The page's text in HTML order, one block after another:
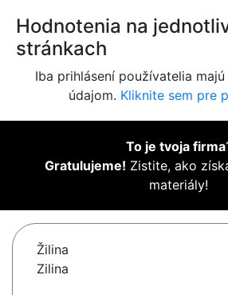
Hodnotenia na
stránkach
Iba prihlásení používatelia
údajom. Kliknite sem pre
To je tvoja firma
Gratulujeme! Zistite, ako
materiály!
Žilina
Zilina